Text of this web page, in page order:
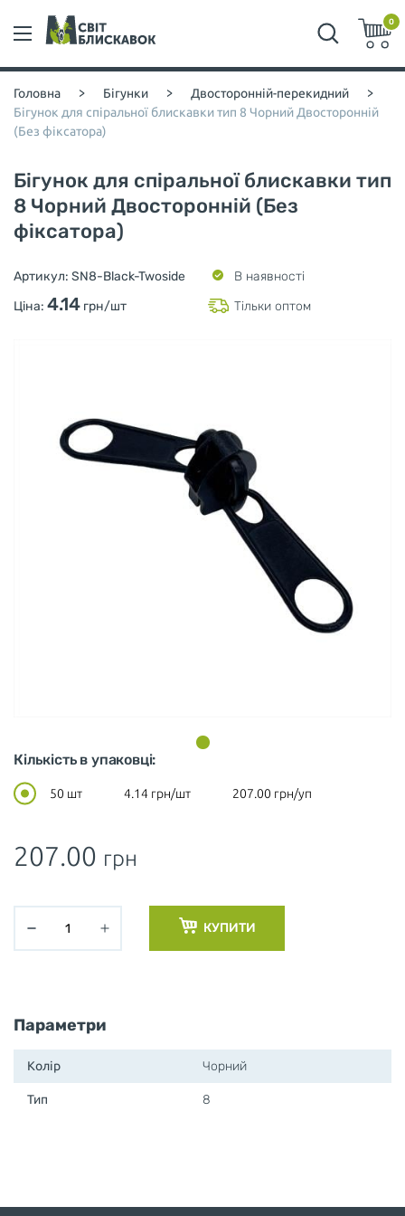
0
Головна > Бігунки > Двосторонній-перекидний >
Бігунок для спіральної блискавки тип 8 Чорний Двосторонній
(Без фіксатора)
Бігунок для спіральної блискавки тип
8 Чорний Двосторонній (Без
фіксатора)
Артикул: SN8-Black-Twoside
В наявності
Ціна: 4.14 грн/шт Тільки оптом
Кількість в упаковці:
50 шт 4.14 грн/шт 207.00 грн/уп
207.00 грн
КУПИТИ
Параметри
Колір Чорний
Тип 8